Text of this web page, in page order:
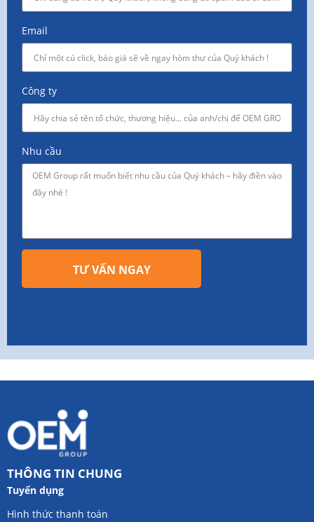
Email
Công ty
Nhu cầu
TƯ VẤN NGAY
THÔNG TIN CHUNG
Tuyển dụng
Hình thức thanh toán